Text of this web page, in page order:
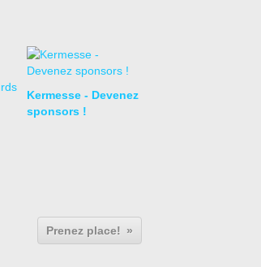
Kermesse - Devenez
sponsors !
Prenez place!